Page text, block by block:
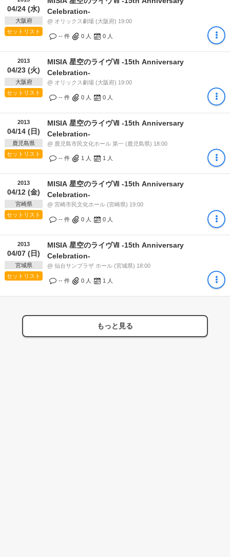
04/24 (水)
大阪府
セットリスト
Celebration-
@ オリックス劇場 (大阪府) 19:00
-- 件 0 人 0 人
2013
04/23 (火)
大阪府
セットリスト
MISIA 星空のライヴⅦ -15th Anniversary
Celebration-
@ オリックス劇場 (大阪府) 19:00
-- 件 0 人 0 人
2013
04/14 (日)
鹿児島県
セットリスト
MISIA 星空のライヴⅦ -15th Anniversary
Celebration-
@ 鹿児島市民文化ホール 第一 (鹿児島県) 18:00
-- 件 1 人 1 人
2013
04/12 (金)
宮崎県
セットリスト
MISIA 星空のライヴⅦ -15th Anniversary
Celebration-
@ 宮崎市民文化ホール (宮崎県) 19:00
-- 件 0 人 0 人
2013
04/07 (日)
宮城県
セットリスト
MISIA 星空のライヴⅦ -15th Anniversary
Celebration-
@ 仙台サンプラザ ホール (宮城県) 18:00
-- 件 0 人 1 人
もっと見る